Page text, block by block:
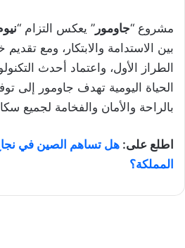
مشروع “جاومور ” يعكس التزام “
بين الاستدامة والابتكار، ومع
الطراز الأول، واعتماد أحدث
الحياة اليومية تهدف جاومور إلى
بالراحة والأمان والفخامة لجميع
اطلع على: هل تساهم الصين في
المملكة؟